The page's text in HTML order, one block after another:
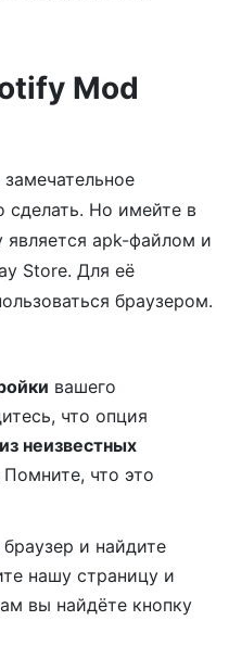
Mod
Но имейте в
является apk-файлом и
Store. Для её
браузером.
вашего
что опция
неизвестных
что это
и найдите
нашу страницу и
вы найдёте кнопку